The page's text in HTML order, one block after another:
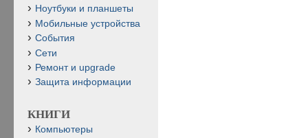
Ноутбуки и планшеты
Мобильные устройства
События
Сети
Ремонт и upgrade
Защита информации
КНИГИ
Компьютеры